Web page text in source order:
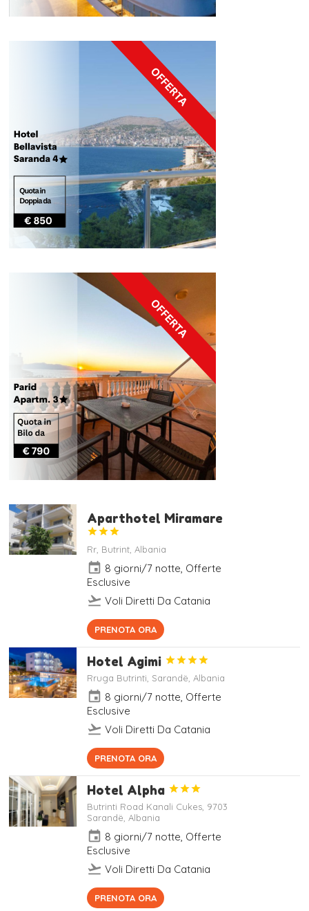
Aparthotel Miramare



Rr, Butrint, Albania
event 8 giorni/7 notte, Offerte
Esclusive
flight_takeoff Voli Diretti Da Catania
Situato a 150 metri dalla Spiaggia
di Santa Quaranta, l'Aparthotel
Miramare offre una terrazza e
alloggi climatizzati con balcone e
WiFi gratuito.
PRENOTA ORA
Hotel Agimi 



Rruga Butrinti, Sarandë, Albania
event 8 giorni/7 notte, Offerte
Esclusive
flight_takeoff Voli Diretti Da Catania
Dotato di una piscina con lettini e
ombrelloni gratuiti, l'Hotel Agimi
offre camere climatizzate con
balcone arredato e TV LCD
satellitare. Il bar-ristorante in loco
serve piatti della cucina
mediterranea e albanese su una
grande terrazza affacciata sul
mare.
PRENOTA ORA
Hotel Alpha 


Butrinti Road Kanali Cukes, 9703
Sarandë, Albania
event 8 giorni/7 notte, Offerte
Esclusive
flight_takeoff Voli Diretti Da Catania
Situato a soli 200 metri dalla Disco
Mango Beach, l'Hotel Alpha offre
PRENOTA ORA